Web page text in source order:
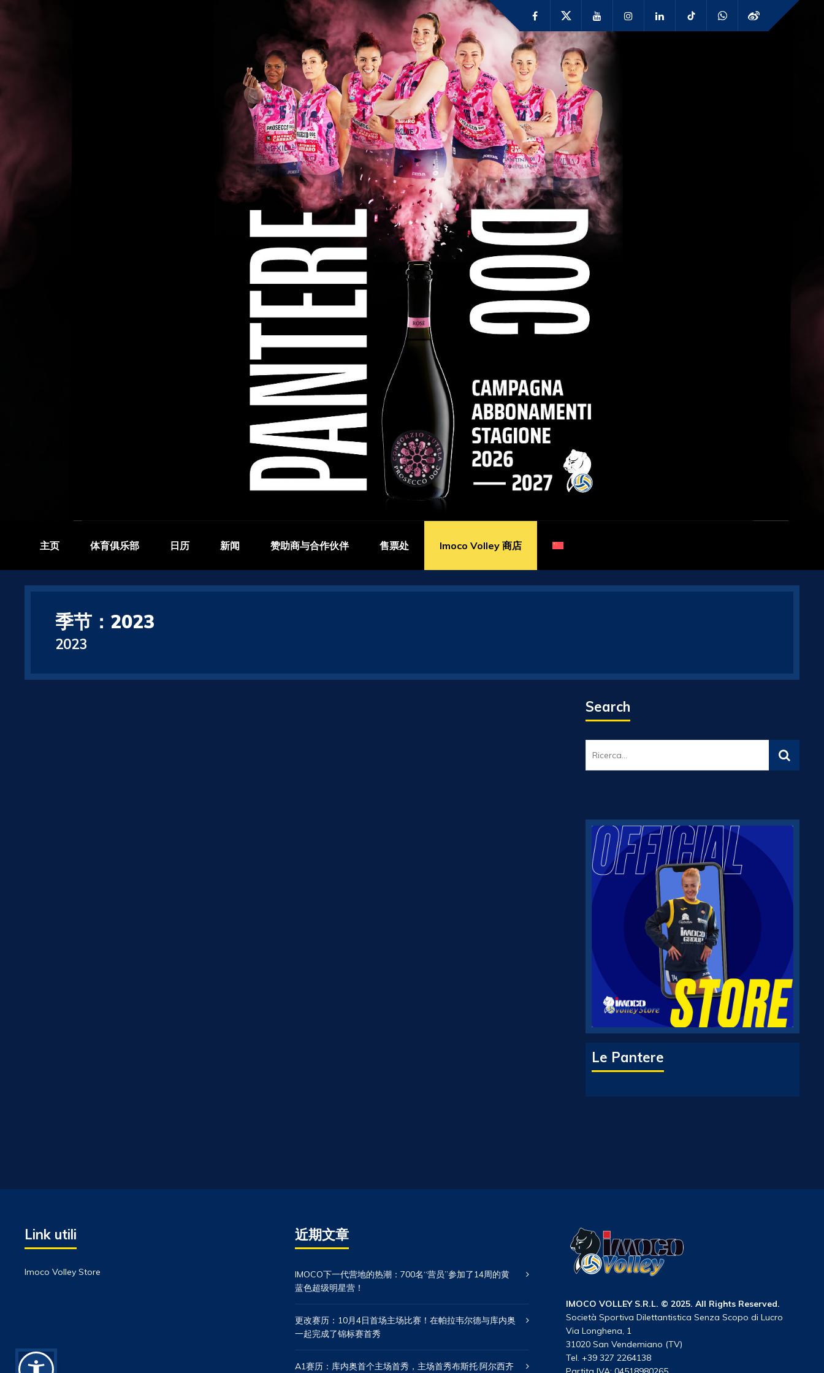
主页 体育俱乐部 日历 新闻 赞助商与合作伙伴 售票处 Imoco Volley 商店
季节：2023
2023
Search
Le Pantere
Link utili
Imoco Volley Store
近期文章
IMOCO下一代营地的热潮：700名“营员”参加了14周的黄
蓝色超级明星营！
更改赛历：10月4日首场主场比赛！在帕拉韦尔德与库内奥
一起完成了锦标赛首秀
A1赛历：库内奥首个主场首秀，主场首秀布斯托·阿尔西齐
IMOCO VOLLEY S.R.L. © 2025. All Rights Reserved.
Società Sportiva Dilettantistica Senza Scopo di Lucro
Via Longhena, 1
31020 San Vendemiano (TV)
Tel. +39 327 2264138